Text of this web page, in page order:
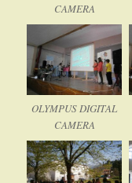
CAMERA
OLYMPUS DIGITAL
CAMERA